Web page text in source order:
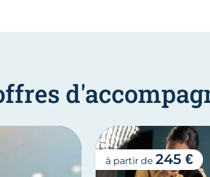
à partir de 245 €